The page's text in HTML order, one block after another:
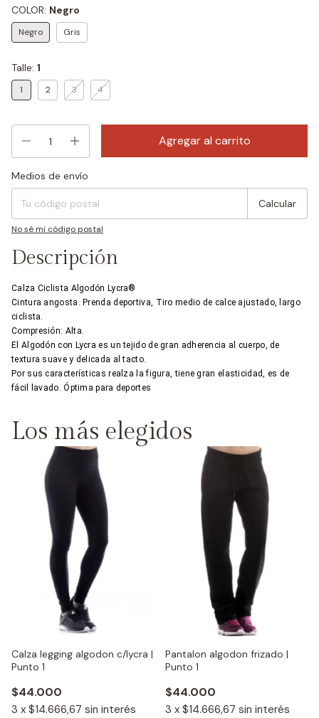
COLOR: Negro
Negro Gris
Talle: 1
1 2 3 4
Entregas para el CP:
Medios de envío
Calcular
No sé mi código postal
Descripción
Calza Ciclista Algodón Lycra®
Cintura angosta. Prenda deportiva, Tiro medio de calce ajustado, largo
ciclista.
Compresión: Alta.
El Algodón con Lycra es un tejido de gran adherencia al cuerpo, de
textura suave y delicada al tacto.
Por sus características realza la figura, tiene gran elasticidad, es de
fácil lavado. Óptima para deportes
Los más elegidos
Calza legging algodon c/lycra |
Punto 1
$44.000
3 x $14.666,67 sin interés
Pantalon algodon frizado |
Punto 1
$44.000
3 x $14.666,67 sin interés